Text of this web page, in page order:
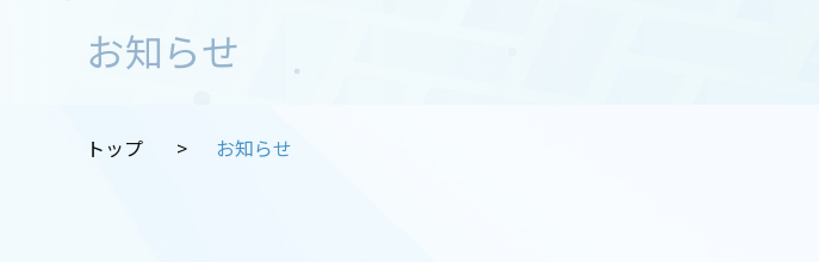
お知らせ
トップ お知らせ